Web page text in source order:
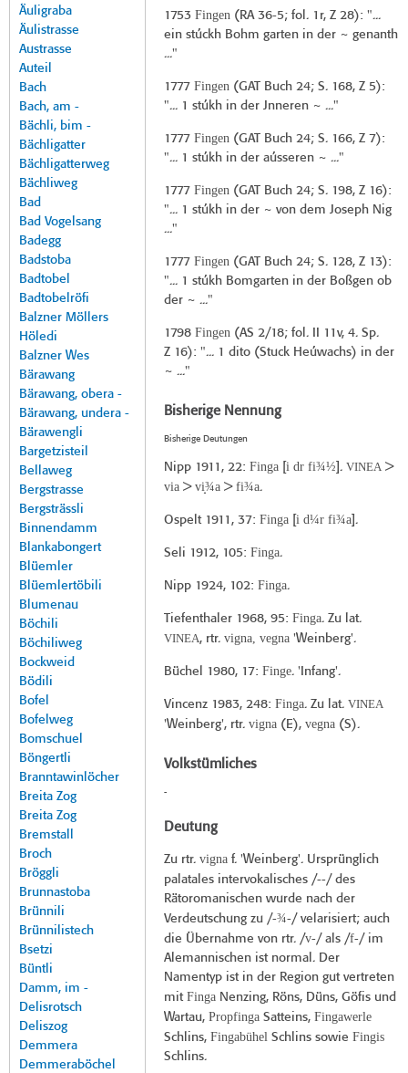
Äuligraba
Äulistrasse
Austrasse
Auteil
Bach
Bach, am -
Bächli, bim -
Bächligatter
Bächligatterweg
Bächliweg
Bad
Bad Vogelsang
Badegg
Badstoba
Badtobel
Badtobelröfi
Balzner Möllers
Höledi
Balzner Wes
Bärawang
Bärawang, obera -
Bärawang, undera -
Bärawengli
Bargetzisteil
Bellaweg
Bergstrasse
Bergsträssli
Binnendamm
Blankabongert
Blüemler
Blüemlertöbili
Blumenau
Böchili
Böchiliweg
Bockweid
Bödili
Bofel
Bofelweg
Bomschuel
Böngertli
Branntawinlöcher
Breita Zog
Breita Zog
Bremstall
Broch
Bröggli
Brunnastoba
Brünnili
Brünnilistech
Bsetzi
Büntli
Damm, im -
Delisrotsch
Deliszog
Demmera
Demmeraböchel
1753 Fingen( RA 36-5; fol. 1r, Z 28): "...
ein stúckh Bohm garten in der ~ genanth
..."
1777 Fingen(GAT Buch 24; S. 168, Z 5):
"... 1 stúkh in der Jnneren ~ ..."
1777 Fingen(GAT Buch 24; S. 166, Z 7):
"... 1 stúkh in der aússeren ~ ..."
1777 Fingen(GAT Buch 24; S. 198, Z 16):
"... 1 stúkh in der ~ von dem Joseph Nig
..."
1777 Fingen(GAT Buch 24; S. 128, Z 13):
"... 1 stúkh Bomgarten in der Boßgen ob
der ~ ..."
1798 Fingen(AS 2/18; fol. II 11v, 4. Sp.
Z 16): "... 1 dito (Stuck Heúwachs) in der
~ ..."
Bisherige Nennung
Bisherige Deutungen
Nipp 1911 , 22: Finga[ i dr fi¾½ ]. VINEA>
via> vi̝¾a> fi¾a.
Ospelt 1911 , 37: Finga[ i d¼r fi¾a].
Seli 1912, 105: Finga.
Nipp 1924, 102: Finga.
Tiefenthaler 1968, 95: Finga. Zu lat.
VINEA, rtr. vigna, vegna'Weinberg'.
Büchel 1980, 17: Finge. 'Infang'.
Vincenz 1983, 248: Finga. Zu lat. VINEA
'Weinberg', rtr. vigna(E), vegna(S).
Volkstümliches
-
Deutung
Zu rtr. vignaf. 'Weinberg'. Ursprünglich
palatales intervokalisches /--/ des
Rätoromanischen wurde nach der
Verdeutschung zu /-¾-/ velarisiert; auch
die Übernahme von rtr. /v-/ als /f-/ im
Alemannischen ist normal. Der
Namentyp ist in der Region gut vertreten
mit FingaNenzing, Röns, Düns, Göfis und
Wartau, PropfingaSatteins, Fingawerle
Schlins, FingabühelSchlins sowie Fingis
Schlins.